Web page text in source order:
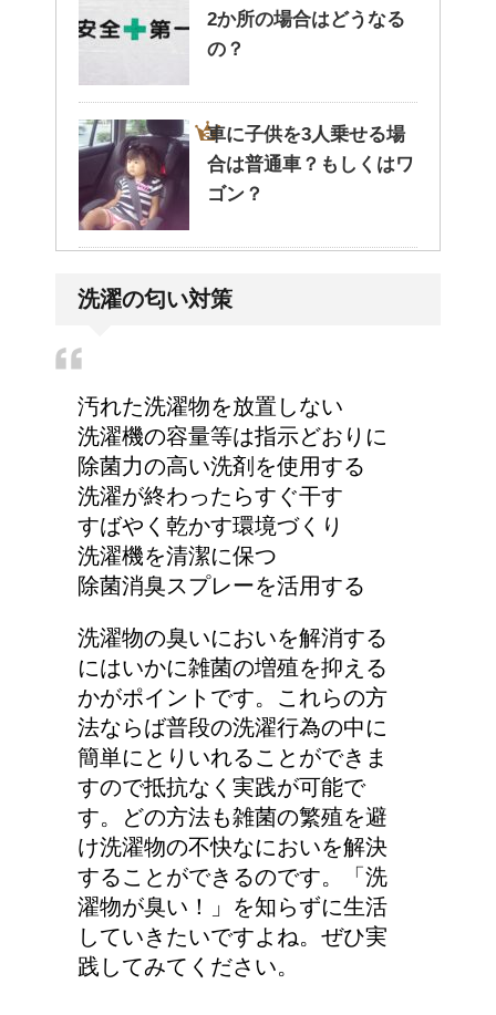
2か所の場合はどうなる
の？
車に子供を3人乗せる場
合は普通車？もしくはワ
ゴン？
！
高齢者の子宮からの出血
について
詳しく知りたい！イギリ
ス式の食事マナー
猫の長毛は雑種でも可愛
いの？！
洗濯の匂い対策
汚れた洗濯物を放置しない
洗濯機の容量等は指示どおりに
除菌力の高い洗剤を使用する
洗濯が終わったらすぐ干す
すばやく乾かす環境づくり
洗濯機を清潔に保つ
除菌消臭スプレーを活用する
洗濯物の臭いにおいを解消する
にはいかに雑菌の増殖を抑える
かがポイントです。これらの方
法ならば普段の洗濯行為の中に
簡単にとりいれることができま
すので抵抗なく実践が可能で
す。どの方法も雑菌の繁殖を避
け洗濯物の不快なにおいを解決
することができるのです。「洗
濯物が臭い！」を知らずに生活
していきたいですよね。ぜひ実
践してみてください。